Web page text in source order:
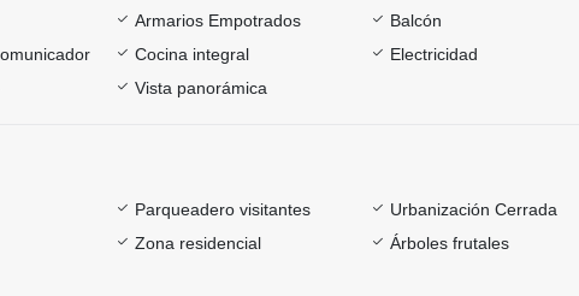
Armarios Empotrados
Balcón
Cocina integral
Electricidad
Vista panorámica
Parqueadero visitantes
Urbanización Cerrada
Zona residencial
Árboles frutales